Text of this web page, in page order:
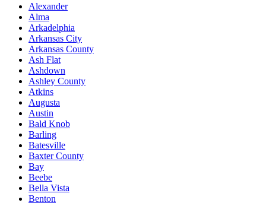
Alexander
Alma
Arkadelphia
Arkansas City
Arkansas County
Ash Flat
Ashdown
Ashley County
Atkins
Augusta
Austin
Bald Knob
Barling
Batesville
Baxter County
Bay
Beebe
Bella Vista
Benton